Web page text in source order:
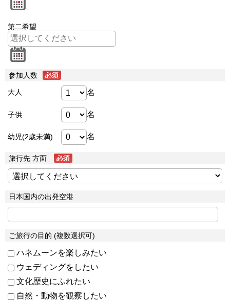
第二希望
参加人数
大人 名
子供 名
幼児(2歳未満) 名
旅行先 方面
日本国内の出発空港
ご旅行の目的 (複数選択可)
ハネムーンを楽しみたい
ウェディングをしたい
文化歴史にふれたい
自然・動物を観察したい